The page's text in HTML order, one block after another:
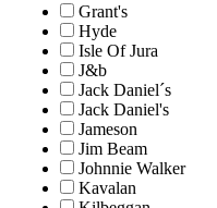
Grant's
Hyde
Isle Of Jura
J&b
Jack Daniel´s
Jack Daniel's
Jameson
Jim Beam
Johnnie Walker
Kavalan